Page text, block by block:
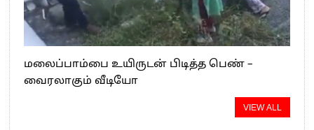
மலைப்பாம்பை உயிருடன் பிடித்த பெண் –
வைரலாகும் வீடியோ
VIEW ALL